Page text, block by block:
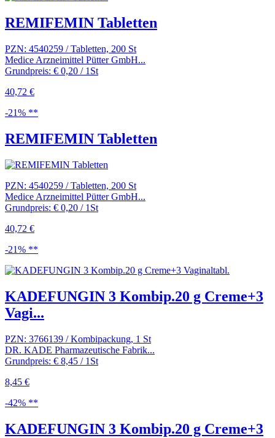
REMIFEMIN Tabletten
PZN: 4540259 / Tabletten, 200 St
Medice Arzneimittel Pütter GmbH...
Grundpreis: € 0,20 / 1St
40,72 €
-21% **
REMIFEMIN Tabletten
PZN: 4540259 / Tabletten, 200 St
Medice Arzneimittel Pütter GmbH...
Grundpreis: € 0,20 / 1St
40,72 €
-21% **
KADEFUNGIN 3 Kombip.20 g Creme+3
Vagi...
PZN: 3766139 / Kombipackung, 1 St
DR. KADE Pharmazeutische Fabrik...
Grundpreis: € 8,45 / 1St
8,45 €
-42% **
KADEFUNGIN 3 Kombip.20 g Creme+3